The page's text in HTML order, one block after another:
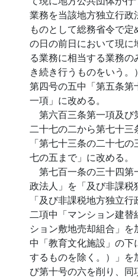
業務を当該地方独立行政
ものとして総務省令で
の日の前日において現
る業務に相当する業務
き続き行うものをいう
第四号の五中「第五条
一項」に改める。
第六百三条第一項及
二十七の二から第七十
「第七十三条の二十七
七の五まで」に改める。
第七百一条の三十四
政法人」を「及び非課税
「及び非課税地方独立
二項中「マンション建
ション敷地売却組合」
中「教育文化施設」の下
するものを除く。）」を
び第十号の六を削り、